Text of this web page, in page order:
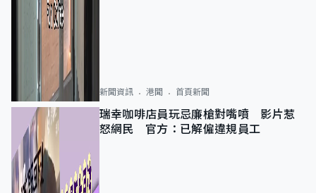
新聞資訊 港聞 首頁新聞
瑞幸咖啡店員玩忌廉槍對嘴噴 影片惹
怒網民 官方：已解僱違規員工